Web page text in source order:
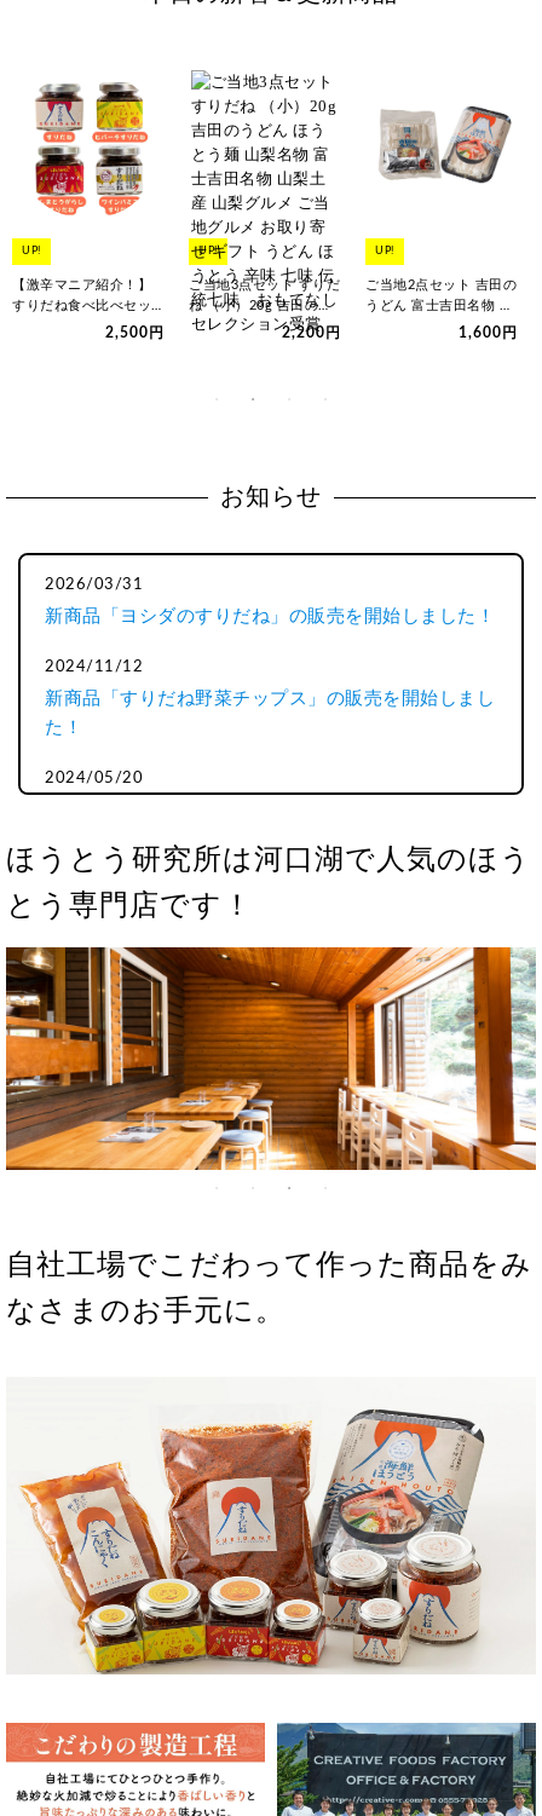
UP!
【激辛マニア紹介！】
すりだね食べ比べセッ
ト 熱狂マニア すりだね
2,500円
UP!
ご当地3点セット すりだ
ね （小）20g 吉田のう
どん ほうとう麺 山梨名
2,200円
UP!
ご当地2点セット 吉田の
うどん 富士吉田名物 山
梨名物 山梨グルメ ご当
1,600円
お知らせ
2026/03/31
新商品「ヨシダのすりだね」の販売を開始しました！
2024/11/12
新商品「すりだね野菜チップス」の販売を開始しまし
た！
2024/05/20
2024/04/01
新丸正とのコラボ商品「すりだね×特製魚粉」の販売
を開始しました！
2023/12/01
「すりだね」が”おもてなしセレクション 2023”特別
賞を受賞しました！
2021/12/11
山梨県富士川町特産の絶品ゆず商品の販売を開始しま
した！
【メディア掲載】食楽webさんにすりだねをご紹介い
ただきました！
ス入りすりだね」を発売しました！
ほうとう研究所は河口湖で人気のほう
とう専門店です！
自社工場でこだわって作った商品をみ
なさまのお手元に。